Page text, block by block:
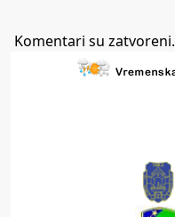
Komentari su zatvoreni.